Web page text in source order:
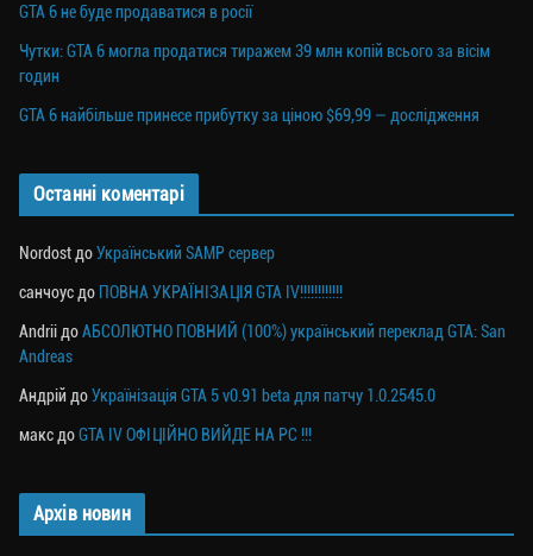
GTA 6 не буде продаватися в росії
Чутки: GTA 6 могла продатися тиражем 39 млн копій всього за вісім
годин
GTA 6 найбільше принесе прибутку за ціною $69,99 — дослідження
Останні коментарі
Nordost доУкраїнський SAMP сервер
санчоус до ПОВНА УКРАЇНІЗАЦІЯ GTA IV!!!!!!!!!!!!
Andrii доАБСОЛЮТНО ПОВНИЙ (100%) український переклад GTA: San
Andreas
Андрій доУкраїнізація GTA 5 v0.91 beta для патчу 1.0.2545.0
макс доGTA IV ОФІЦІЙНО ВИЙДЕ НА PC !!!
Архів новин